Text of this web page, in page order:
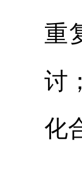
重
讨
化